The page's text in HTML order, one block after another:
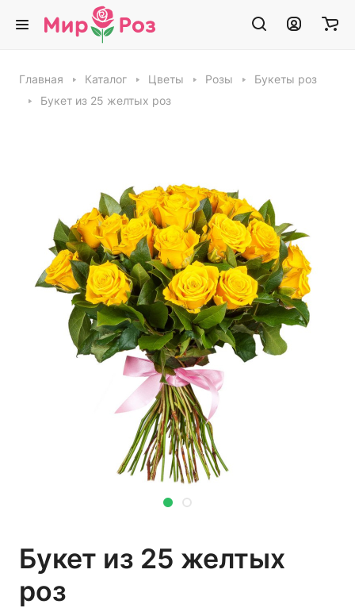
Главная Каталог Цветы Розы
Букеты роз
Букет из 25 желтых роз
Букет из 25 желтых
роз